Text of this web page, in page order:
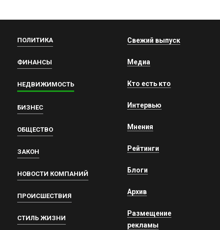
ПОЛИТИКА
ФИНАНСЫ
НЕДВИЖИМОСТЬ
БИЗНЕС
ОБЩЕСТВО
ЗАКОН
НОВОСТИ КОМПАНИЙ
ПРОИСШЕСТВИЯ
СТИЛЬ ЖИЗНИ
Свежий выпуск
Медиа
Кто есть кто
Интервью
Мнения
Рейтинги
Блоги
Архив
Размещение
рекламы